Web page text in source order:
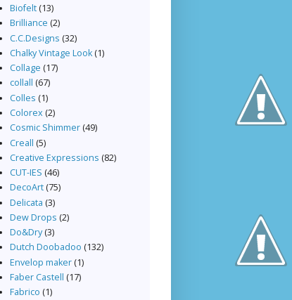
Biofelt (13)
Brilliance (2)
C.C.Designs (32)
Chalky Vintage Look (1)
Collage (17)
collall (67)
Colles (1)
Colorex (2)
Cosmic Shimmer (49)
Creall (5)
Creative Expressions (82)
CUT-IES (46)
DecoArt (75)
Delicata (3)
Dew Drops (2)
Do&Dry (3)
Dutch Doobadoo (132)
Envelop maker (1)
Faber Castell (17)
Fabrico (1)